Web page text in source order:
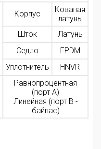
Корпус
Кованая
латунь
Шток
Латунь
Седло
EPDM
Уплотнитель
HNVR
Равнопроцентная
(порт A)
Линейная (порт B -
байпас)